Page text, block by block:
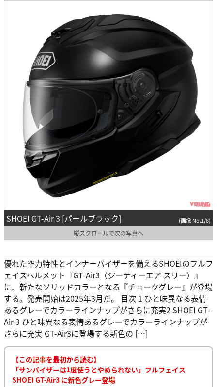
SHOEI GT-Air 3 [パールブラック] (画像 No.1/8)
縦スクロールで次の写真へ
優れた空力特性とインナーバイザーを備えるSHOEIのフルフ
ェイスヘルメット『GT-Air3（ジーティーエア スリー）』
に、新たなソリッドカラーとなる『チョークグレー』が登場
する。発売開始は2025年3月だ。 目次 1 ひと味異なる表情
あるグレーでカラーラインナップがさらに充実2 SHOEI GT-
Air 3 ひと味異なる表情あるグレーでカラーラインナップが
さらに充実 GT-Air3に登場する新色の […]
【この記事を最初から読む】
「サンバイザーは1度使うとやめられない」フルフェイス
SHOEI GT-Air3 に新色グレー登場